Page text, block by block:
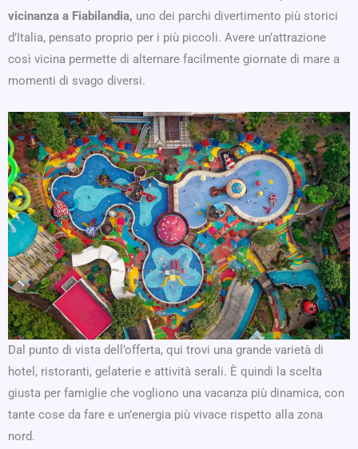
vicinanza a Fiabilandia, uno dei parchi divertimento più storici
d’Italia, pensato proprio per i più piccoli. Avere un’attrazione
così vicina permette di alternare facilmente giornate di mare a
momenti di svago diversi.
Dal punto di vista dell’offerta, qui trovi una grande varietà di
hotel, ristoranti, gelaterie e attività serali. È quindi la scelta
giusta per famiglie che vogliono una vacanza più dinamica, con
tante cose da fare e un’energia più vivace rispetto alla zona
nord.